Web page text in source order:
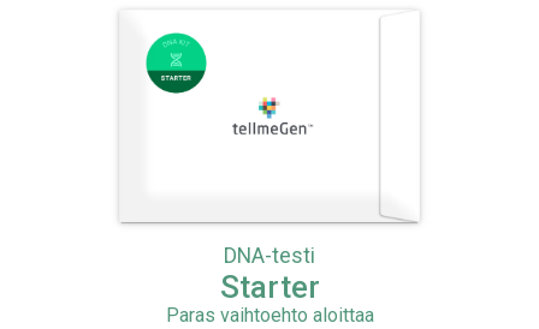
DNA-testi
Starter
Paras vaihtoehto aloittaa